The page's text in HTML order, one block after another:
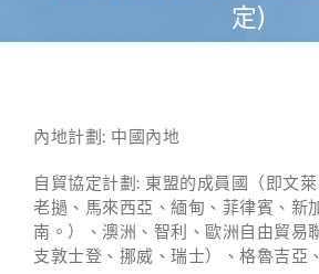
定)
內地計劃: 中國內地
自貿協定計劃: 東盟的成員國（即文
老撾、馬來西亞、緬甸、菲律賓、新
南。）、澳洲、智利、歐洲自由貿易
支敦士登、挪威、瑞士）、格魯吉亞